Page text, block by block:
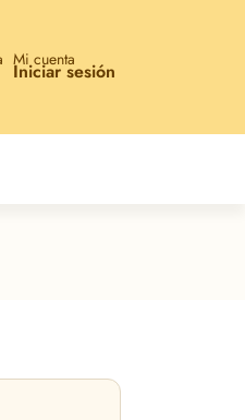
Mi cuenta
Iniciar sesión